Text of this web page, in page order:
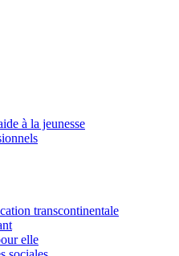
à la jeunesse
transcontinentale
elle